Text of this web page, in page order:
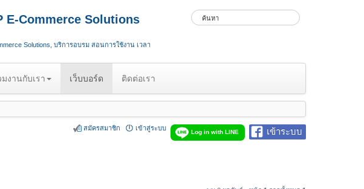
E-Commerce Solutions
Solutions, บริการอบรม สอนการใช้งาน เวลา
มงานกับเรา เว็บบอร์ด ติดต่อเรา
เข้าระบบ
Log in with LINE
เข้าสู่ระบบ
สมัครสมาชิก